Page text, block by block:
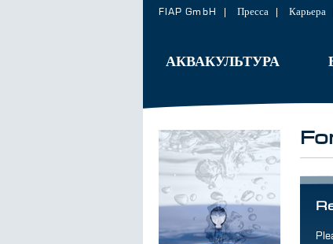
АКВАКУЛЬТУРА
FIAP GmbH Пресса Карьера